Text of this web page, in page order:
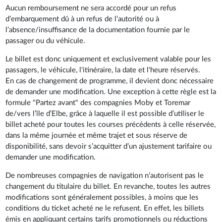
Aucun remboursement ne sera accordé pour un refus
d’embarquement dû à un refus de l’autorité ou à
l’absence/insuffisance de la documentation fournie par le
passager ou du véhicule.
Le billet est donc uniquement et exclusivement valable pour les
passagers, le véhicule, l'itinéraire, la date et l'heure réservés.
En cas de changement de programme, il devient donc nécessaire
de demander une modification. Une exception à cette règle est la
formule "Partez avant" des compagnies Moby et Toremar
de/vers l’île d’Elbe, grâce à laquelle il est possible d’utiliser le
billet acheté pour toutes les courses précédents à celle réservée,
dans la même journée et même trajet et sous réserve de
disponibilité, sans devoir s’acquitter d’un ajustement tarifaire ou
demander une modification.
De nombreuses compagnies de navigation n’autorisent pas le
changement du titulaire du billet. En revanche, toutes les autres
modifications sont généralement possibles, à moins que les
conditions du ticket acheté ne le refusent. En effet, les billets
émis en appliquant certains tarifs promotionnels ou réductions